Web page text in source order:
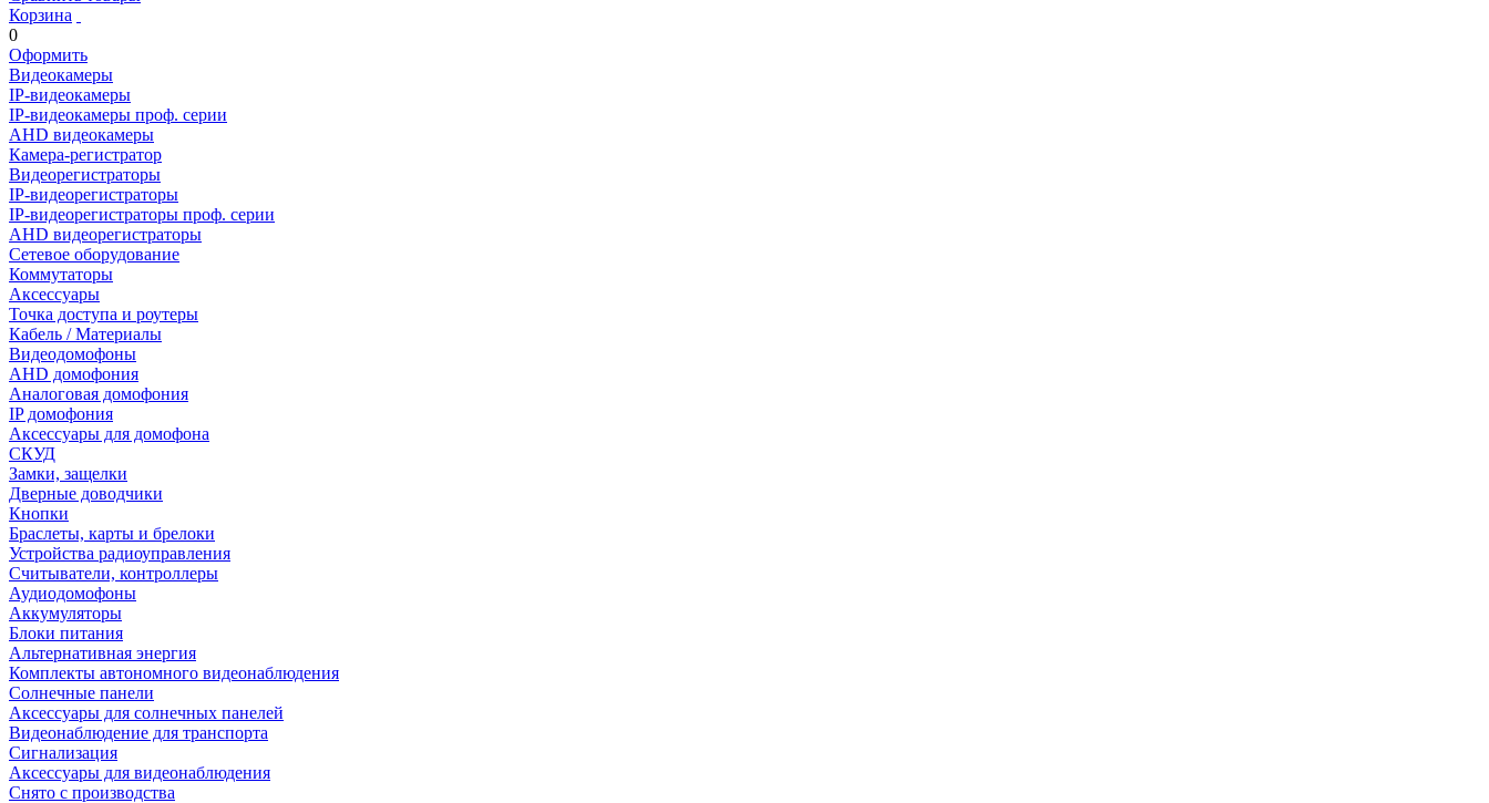
Корзина
0
Оформить
Видеокамеры
IP-видеокамеры
IP-видеокамеры проф. серии
AHD видеокамеры
Камера-регистратор
Видеорегистраторы
IP-видеорегистраторы
IP-видеорегистраторы проф. серии
AHD видеорегистраторы
Сетевое оборудование
Коммутаторы
Аксессуары
Точка доступа и роутеры
Кабель / Материалы
Видеодомофоны
AHD домофония
Аналоговая домофония
IP домофония
Аксессуары для домофона
СКУД
Замки, защелки
Дверные доводчики
Кнопки
Браслеты, карты и брелоки
Устройства радиоуправления
Считыватели, контроллеры
Аудиодомофоны
Аккумуляторы
Блоки питания
Альтернативная энергия
Комплекты автономного видеонаблюдения
Солнечные панели
Аксессуары для солнечных панелей
Видеонаблюдение для транспорта
Сигнализация
Аксессуары для видеонаблюдения
Снято с производства